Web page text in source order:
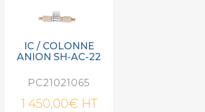
IC / COLONNE
ANION SH-AC-22
PC21021065
1 450,00€ HT